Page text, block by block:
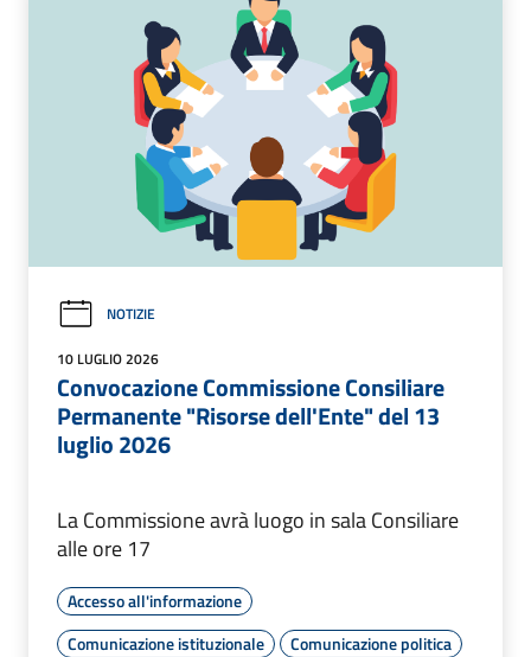
NOTIZIE
10 LUGLIO 2026
Convocazione Commissione Consiliare
Permanente "Risorse dell'Ente" del 13
luglio 2026
La Commissione avrà luogo in sala Consiliare
alle ore 17
Accesso all'informazione
Comunicazione istituzionale
Comunicazione politica